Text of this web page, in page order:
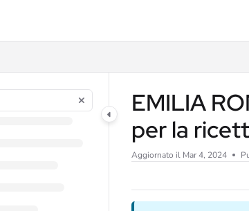
index at:
pages before exploring further.
EMILIA
per la
Aggiornato il Mar 4, 2024